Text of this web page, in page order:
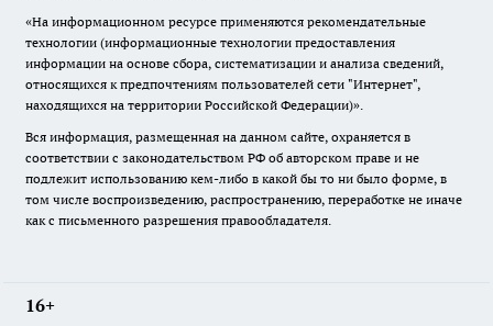
«На информационном ресурсе применяются рекомендательные
технологии (информационные технологии предоставления
информации на основе сбора, систематизации и анализа сведений,
относящихся к предпочтениям пользователей сети "Интернет",
находящихся на территории Российской Федерации)».
Вся информация, размещенная на данном сайте, охраняется в
соответствии с законодательством РФ об авторском праве и не
подлежит использованию кем-либо в какой бы то ни было форме, в
том числе воспроизведению, распространению, переработке не иначе
как с письменного разрешения правообладателя.
16+